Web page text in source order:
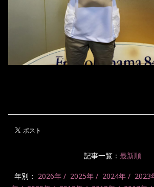
記事一覧： 最新順
年別： 2026年 2025年 2024年 2023